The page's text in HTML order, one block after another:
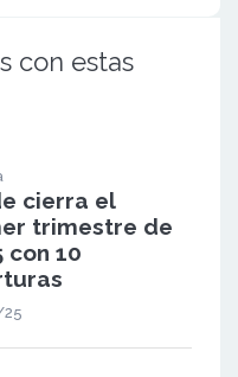
con estas
cierra el
trimestre de
con 10